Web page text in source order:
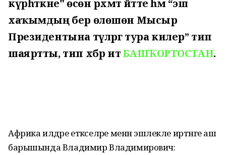
күрһәткәне" өсөн рәхмәт әйтте һәм “эш
хаҡымдың бер өлөшөн Мысыр
Президентына түләргә тура килер” тип
шаяртты, тип хәбәр итәБАШҠОРТОСТАН.
Африка илдәре етәкселәре менән эшлекле иртәнге аш
барышында Владимир Владимирович: